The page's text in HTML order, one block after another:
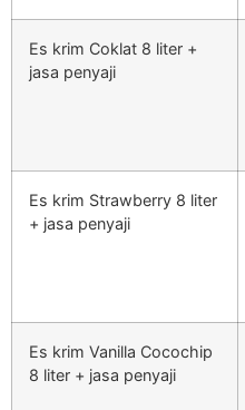
Es krim Coklat 8 liter +
jasa penyaji
Es krim Strawberry 8 liter
+ jasa penyaji
Es krim Vanilla Cocochip
8 liter + jasa penyaji